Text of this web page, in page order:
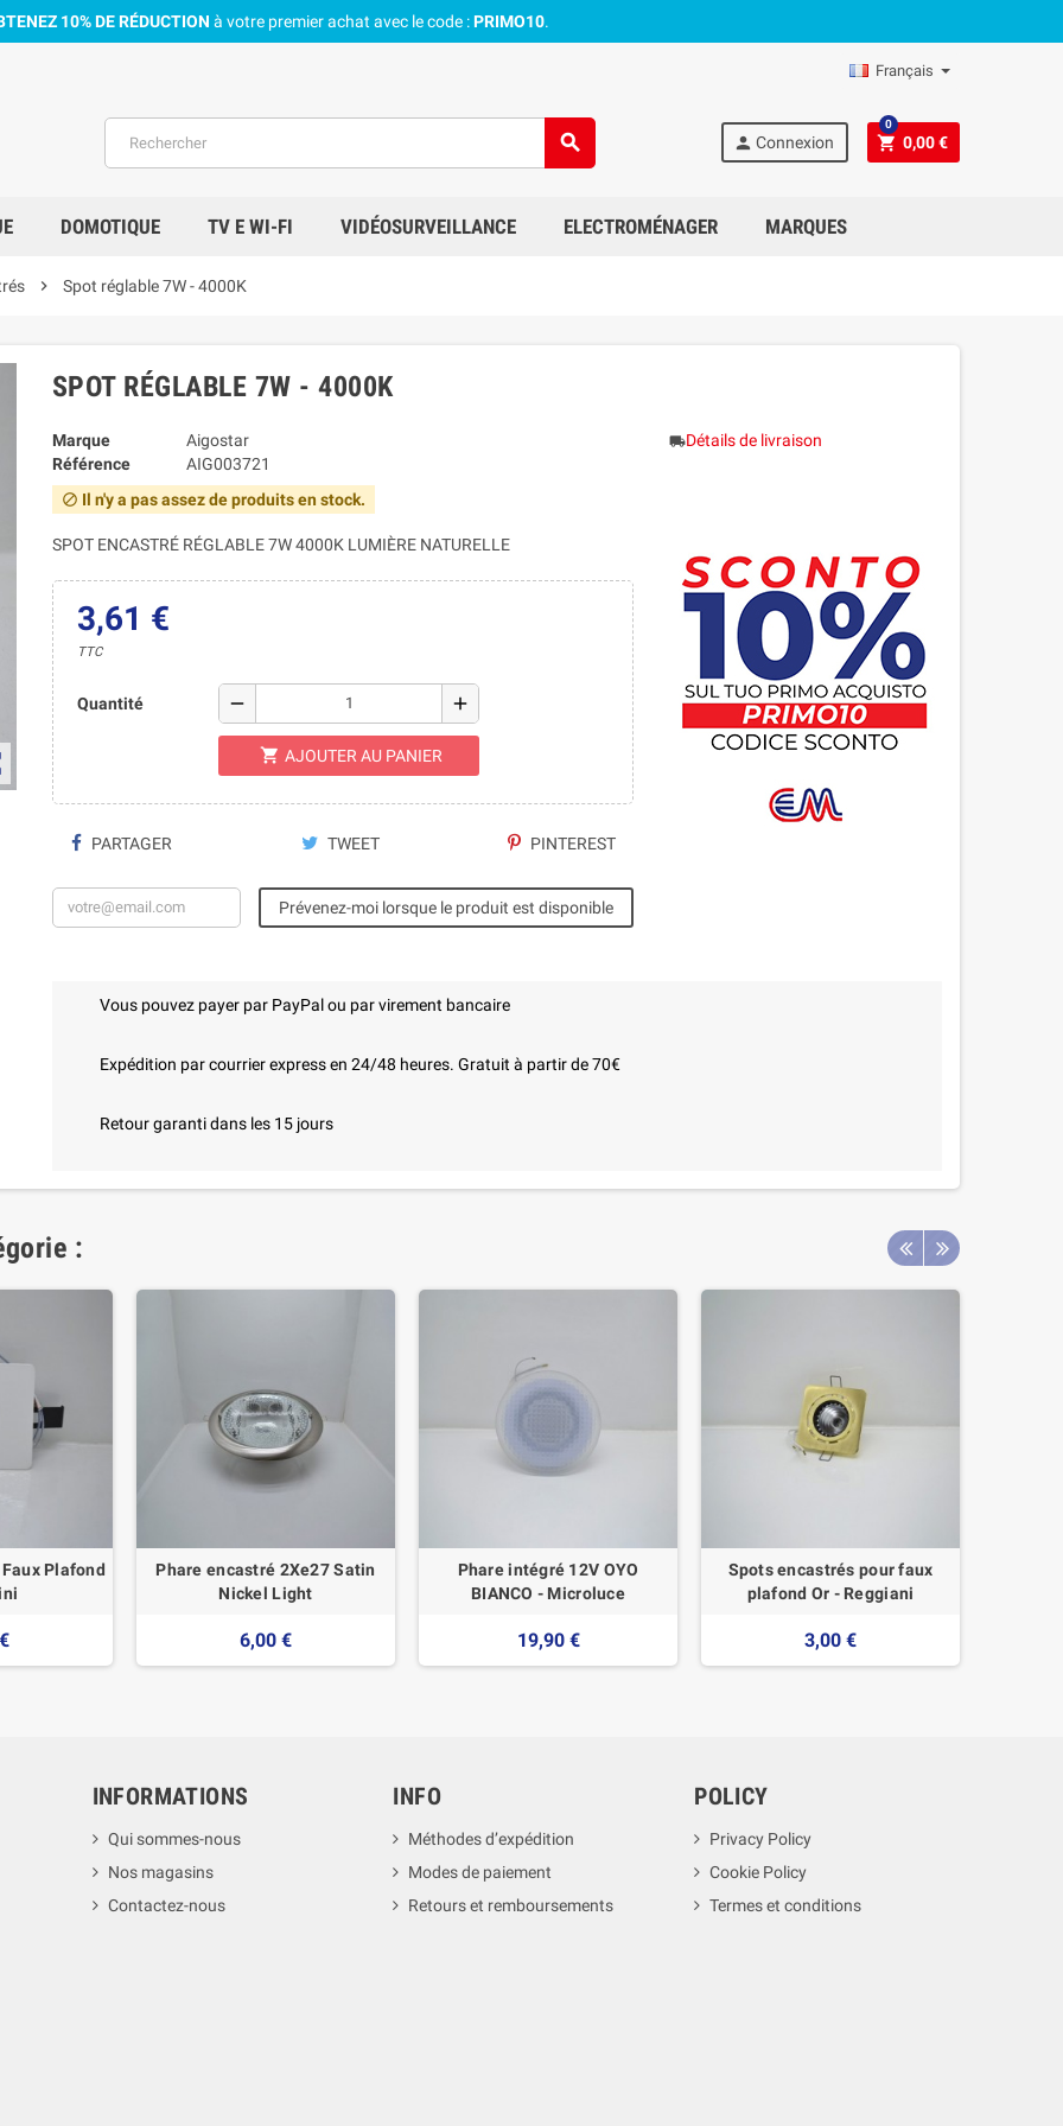
10% DE RÉDUCTION à votre premier achat avec le code :PRIMO10.
Français
search person Connexion shopping_cart 0,00 €
0
DOMOTIQUE TV E WI-FI VIDÉOSURVEILLANCE ELECTROMÉNAGER MARQUES
chevron_right Spot réglable 7W - 4000K
SPOT RÉGLABLE 7W - 4000K
Marque
Aigostar
Référence
AIG003721
block Il n'y a pas assez de produits en stock.
SPOT ENCASTRÉ RÉGLABLE 7W 4000K LUMIÈRE NATURELLE
3,61 €
TTC
Quantité remove add
shopping_cart AJOUTER AU PANIER
PARTAGER TWEET PINTEREST
Prévenez-moi lorsque le produit est disponible
local_shippingDétails de livraison
Vous pouvez payer par PayPal ou par virement bancaire
Expédition par courrier express en 24/48 heures. Gratuit à partir de 70€
Retour garanti dans les 15 jours
:
Plafond
Phare encastré 2Xe27 Satin
Nickel Light
6,00 €
Phare intégré 12V OYO
BIANCO - Microluce
19,90 €
Spots encastrés pour faux
plafond Or - Reggiani
3,00 €
INFORMATIONS
Qui sommes-nous
Nos magasins
Contactez-nous
INFO
Méthodes d’expédition
Modes de paiement
Retours et remboursements
POLICY
Privacy Policy
Cookie Policy
Termes et conditions